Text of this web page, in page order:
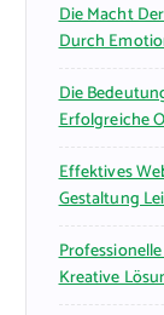
Die Macht
Durch
Die
Erfolgreiche
Effektives
Gestaltung
Kreative